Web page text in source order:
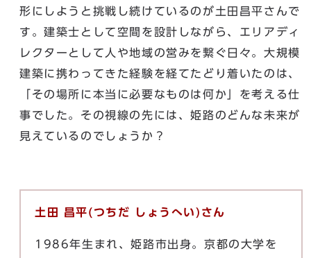
形にしようと挑戦し続けているのが土田昌平さんで
す。建築士として空間を設計しながら、エリアディ
レクターとして人や地域の営みを繋ぐ日々。大規模
建築に携わってきた経験を経てたどり着いたのは、
「その場所に本当に必要なものは何か」を考える仕
事でした。その視線の先には、姫路のどんな未来が
見えているのでしょうか？
土田 昌平(つちだ しょうへい)さん
1986年生まれ、姫路市出身。京都の大学を